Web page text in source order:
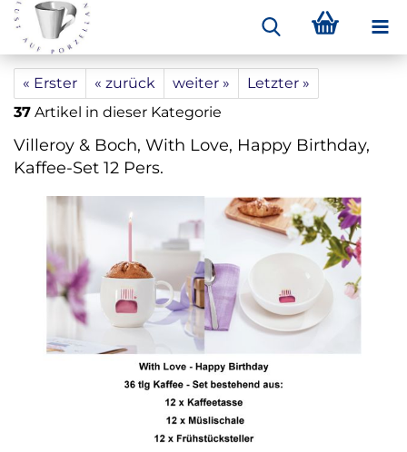
« Erster « zurück weiter »
Letzter »
37 Artikel in dieser Kategorie
Villeroy & Boch, With Love, Happy Birthday,
Kaffee-Set 12 Pers.